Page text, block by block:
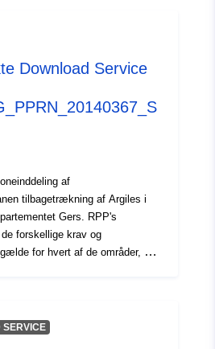
af nye huse. Nogle af
eksisterende konstruktioner.
disse krav obligatoriske eller
gøres gældende over for
Download Service
af
tilbagetrækning af Argiles i
Gers. RPP's
forskellige krav og
for hvert af de områder, der
af nye huse. Nogle af
eksisterende konstruktioner.
SERVICE